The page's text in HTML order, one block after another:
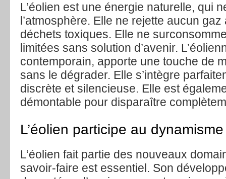
L’éolien est une énergie naturelle, qui
l’atmosphère. Elle ne rejette aucun
déchets toxiques. Elle ne
limitées sans solution d’avenir.
contemporain, apporte une touche de
sans le dégrader. Elle s’intègre
discrète et silencieuse. Elle est
démontable pour disparaître
L’éolien participe au
L’éolien fait partie des nouveaux
savoir-faire est essentiel. Son